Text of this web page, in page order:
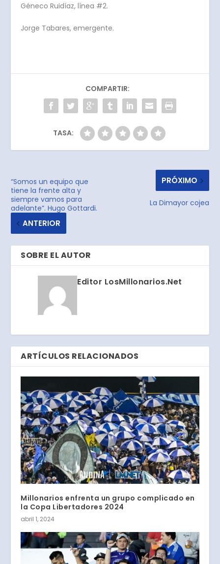
Géneco Ruidíaz, línea #2.
Jorge Tabares, emergente.
COMPARTIR:
TASA:
“Somos un equipo que
tiene la frente alta y
siempre vamos para
adelante”. Hugo Gottardi.
ANTERIOR
PRÓXIMO
La Dimayor cojea
SOBRE EL AUTOR
Editor LosMillonarios.Net
ARTÍCULOS RELACIONADOS
Millonarios enfrenta un grupo complicado en
la Copa Libertadores 2024
abril 1, 2024